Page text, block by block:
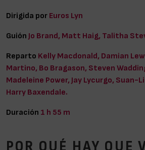
Dirigida por Euros Lyn
Guión Jo Brand, Matt Haig, Talitha
Reparto Kelly Macdonald, Damian
Martino, Bo Bragason, Steven
Madeleine Power, Jay Lycurgo, Suan-
Harry Baxendale.
Duración 1 h 55 m
POR QUÉ HAY QUE